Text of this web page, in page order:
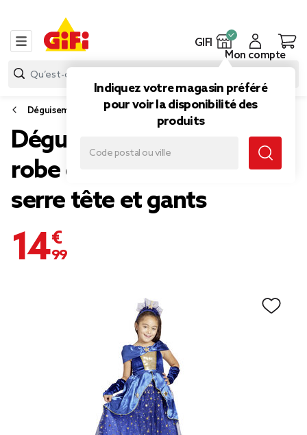
GIFI
Indiquez votre magasin préféré
pour voir la disponibilité des
produits
Mon compte
Déguisement enfant
Déguisement fille 7/10 ans
robe de magicienne bleue
serre tête et gants
14,99 €